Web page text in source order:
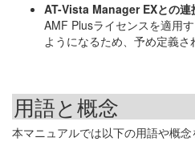
AT-Vista Manager EXとの連
AMF Plusライセンスを適用
ようになるため、予め定義
用語と概念
本マニュアルでは以下の用語や概念